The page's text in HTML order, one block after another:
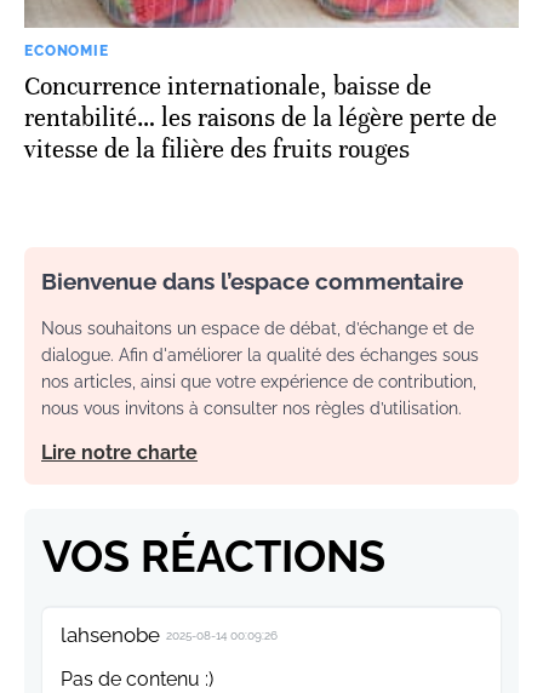
ECONOMIE
Concurrence internationale, baisse de
rentabilité… les raisons de la légère perte de
vitesse de la filière des fruits rouges
Bienvenue dans l’espace commentaire
Nous souhaitons un espace de débat, d’échange et de
dialogue. Afin d'améliorer la qualité des échanges sous
nos articles, ainsi que votre expérience de contribution,
nous vous invitons à consulter nos règles d’utilisation.
Lire notre charte
VOS RÉACTIONS
lahsenobe 2025-08-14 00:09:26
Pas de contenu :)